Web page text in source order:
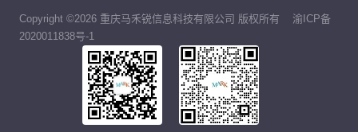
Copyright ©2026 重庆马禾锐信息科技有限公司 版权所有
渝ICP备
2020011838号-1